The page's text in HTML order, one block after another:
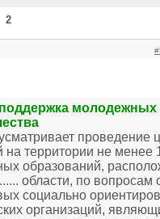
2
молодежных
проведение
на территории не менее
образований,
области, по вопросам
социально
организаций,